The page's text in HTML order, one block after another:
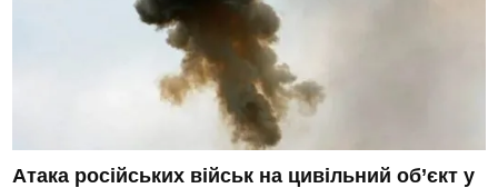
Атака російських військ на цивільний об’єкт у